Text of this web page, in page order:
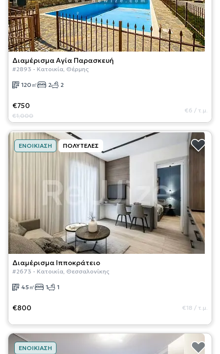
ΔιαμέρισμαΑγία Παρασκευή
#2893 - Κατοικία, Θέρμης
120 ㎡ 2 2
€750
€1,000
€6 / τ.μ.
ΕΝΟΙΚΊΑΣΗ ΠΟΛΥΤΕΛΈΣ
Διαμέρισμα Ιπποκράτειο
#2673 - Κατοικία, Θεσσαλονίκης
45 ㎡ 1 1
€800 €18 / τ.μ.
ΕΝΟΙΚΊΑΣΗ